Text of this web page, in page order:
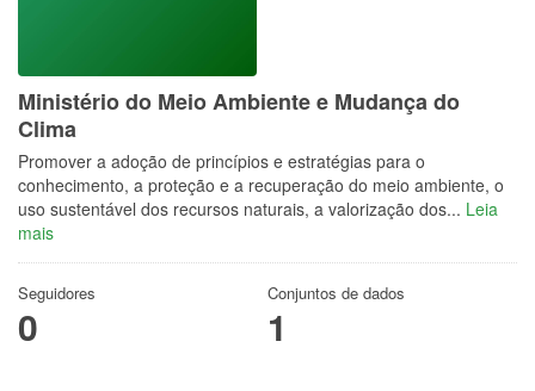
Ministério do Meio Ambiente e Mudança do
Clima
Promover a adoção de princípios e estratégias para o
conhecimento, a proteção e a recuperação do meio ambiente, o
uso sustentável dos recursos naturais, a valorização dos... Leia
mais
Seguidores
0
Conjuntos de dados
1